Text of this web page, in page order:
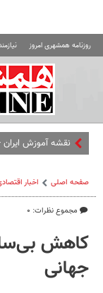
روزنامه همشهری امروز
نقشه آموزش ایران
صفحه اصلی اخبار
مجموع نظرات: ۰
کاهش
جهانی